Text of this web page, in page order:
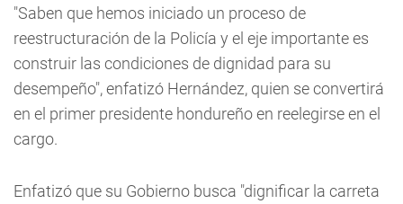
"Saben que hemos iniciado un proceso de
reestructuración de la Policía y el eje importante es
construir las condiciones de dignidad para su
desempeño", enfatizó Hernández, quien se convertirá
en el primer presidente hondureño en reelegirse en el
cargo.
Enfatizó que su Gobierno busca "dignificar la carreta